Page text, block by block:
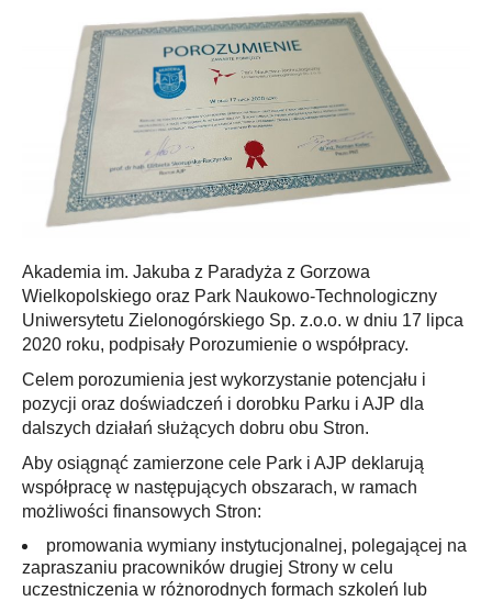
Akademia im. Jakuba z Paradyża z Gorzowa
Wielkopolskiego oraz Park Naukowo-Technologiczny
Uniwersytetu Zielonogórskiego Sp. z.o.o. w dniu 17 lipca
2020 roku, podpisały Porozumienie o współpracy.
Celem porozumienia jest wykorzystanie potencjału i
pozycji oraz doświadczeń i dorobku Parku i AJP dla
dalszych działań służących dobru obu Stron.
Aby osiągnąć zamierzone cele Park i AJP deklarują
współpracę w następujących obszarach, w ramach
możliwości finansowych Stron:
promowania wymiany instytucjonalnej, polegającej na
zapraszaniu pracowników drugiej Strony w celu
uczestniczenia w różnorodnych formach szkoleń lub